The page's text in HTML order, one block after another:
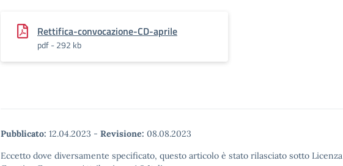
Rettifica-convocazione-CD-aprile
pdf - 292 kb
Pubblicato: 12.04.2023 - Revisione: 08.08.2023
Eccetto dove diversamente specificato, questo articolo è stato rilasciato sotto Licenza